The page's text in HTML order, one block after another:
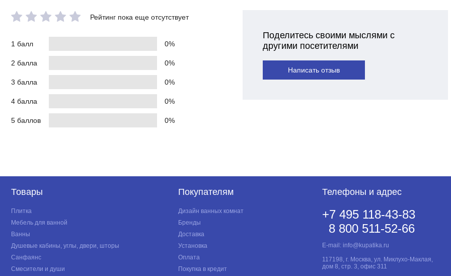
Рейтинг пока еще отсутствует
1 балл 0%
2 балла 0%
3 балла 0%
4 балла 0%
5 баллов 0%
Поделитесь своими мыслями с
другими посетителями
Написать отзыв
Товары
Плитка
Мебель для ванной
Ванны
Душевые кабины, углы, двери, шторы
Санфаянс
Смесители и души
Покупателям
Дизайн ванных комнат
Бренды
Доставка
Установка
Оплата
Покупка в кредит
Телефоны и адрес
+7 495 118-43-83
8 800 511-52-66
E-mail: info@kupatika.ru
117198, г. Москва, ул. Миклухо-Маклая,
дом 8, стр. 3, офис 311